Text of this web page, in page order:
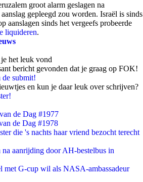
groot alarm geslagen na
gepleegd zou worden. Israël is sinds
aanslagen sinds het vergeefs probeerde
liquideren.
het leuk vond
bericht gevonden dat je graag op FOK!
de submit!
en kun je daar leuk over schrijven?
de Dag #1977
de Dag #1978
die 's nachts haar vriend bezocht terecht
aanrijding door AH-bestelbus in
met G-cup wil als NASA-ambassadeur